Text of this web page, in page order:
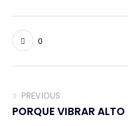
0
PREVIOUS
PORQUE VIBRAR ALTO